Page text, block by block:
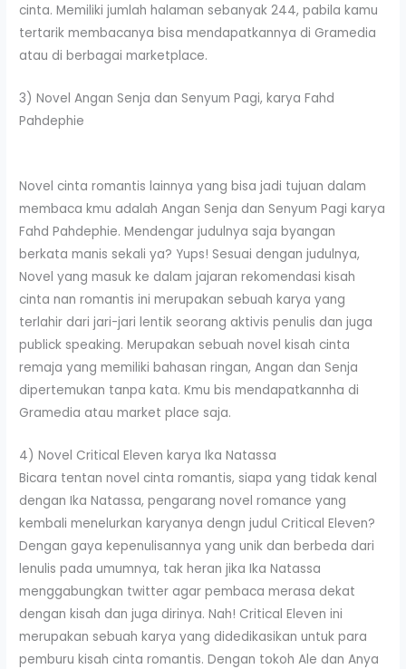
cinta. Memiliki jumlah halaman sebanyak 244, pabila kamu
tertarik membacanya bisa mendapatkannya di Gramedia
atau di berbagai marketplace.
3) Novel Angan Senja dan Senyum Pagi, karya Fahd
Pahdephie
Novel cinta romantis lainnya yang bisa jadi tujuan dalam
membaca kmu adalah Angan Senja dan Senyum Pagi karya
Fahd Pahdephie. Mendengar judulnya saja byangan
berkata manis sekali ya? Yups! Sesuai dengan judulnya,
Novel yang masuk ke dalam jajaran rekomendasi kisah
cinta nan romantis ini merupakan sebuah karya yang
terlahir dari jari-jari lentik seorang aktivis penulis dan juga
publick speaking. Merupakan sebuah novel kisah cinta
remaja yang memiliki bahasan ringan, Angan dan Senja
dipertemukan tanpa kata. Kmu bis mendapatkannha di
Gramedia atau market place saja.
4) Novel Critical Eleven karya Ika Natassa
Bicara tentan novel cinta romantis, siapa yang tidak kenal
dengan Ika Natassa, pengarang novel romance yang
kembali menelurkan karyanya dengn judul Critical Eleven?
Dengan gaya kepenulisannya yang unik dan berbeda dari
lenulis pada umumnya, tak heran jika Ika Natassa
menggabungkan twitter agar pembaca merasa dekat
dengan kisah dan juga dirinya. Nah! Critical Eleven ini
merupakan sebuah karya yang didedikasikan untuk para
pemburu kisah cinta romantis. Dengan tokoh Ale dan Anya